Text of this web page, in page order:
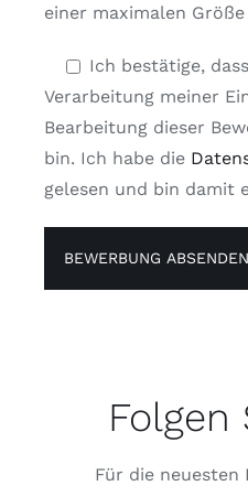
einer maximalen
Ich bestätige,
Verarbeitung meiner
Bearbeitung dieser
bin. Ich habe die
gelesen und bin damit
Folgen
Für die neuesten